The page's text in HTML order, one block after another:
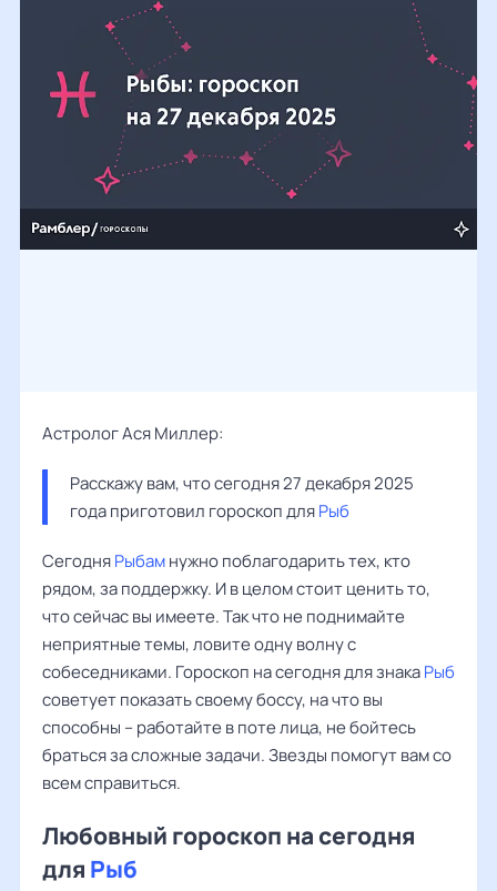
Астролог Ася Миллер:
Расскажу вам, что сегодня 27 декабря 2025
года приготовил гороскоп для Рыб
СегодняРыбамнужно поблагодарить тех, кто
рядом, за поддержку. И в целом стоит ценить то,
что сейчас вы имеете. Так что не поднимайте
неприятные темы, ловите одну волну с
собеседниками. Гороскоп на сегодня для знакаРыб
советует показать своему боссу, на что вы
способны – работайте в поте лица, не бойтесь
браться за сложные задачи. Звезды помогут вам со
всем справиться.
Любовный гороскоп на сегодня
для Рыб